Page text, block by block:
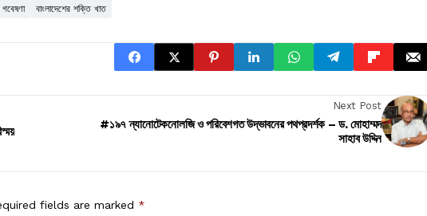
বাংলাদেশের শক্তি খাত
Next Post
#১৯৭ ন্যানোটেকনোলজি ও পরিবেশগত উদ্ভাবনের পথপ্রদর্শক – ড. মোহাম্মদ
সাহাব উদ্দিন
fields are marked *